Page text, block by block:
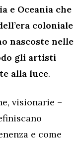
e Oceania che
coloniale
nascoste nelle
gli artisti
alla luce.
visionarie –
e come